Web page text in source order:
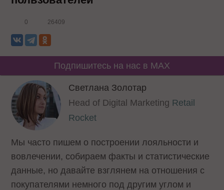
0 26409
Подпишитесь на нас в MAX
Светлана Золотар
Head of Digital Marketing Retail
Rocket
Мы часто пишем о построении лояльности и
вовлечении, собираем факты и статистические
данные, но давайте взглянем на отношения с
покупателями немного под другим углом и